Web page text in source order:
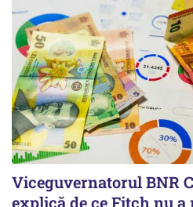
Viceguvernatorul BNR
explică de ce Fitch nu